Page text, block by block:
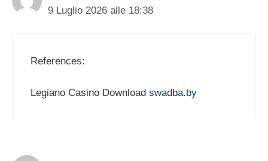
9 Luglio 2026 alle 18:38
References:
Legiano Casino Download swadba.by